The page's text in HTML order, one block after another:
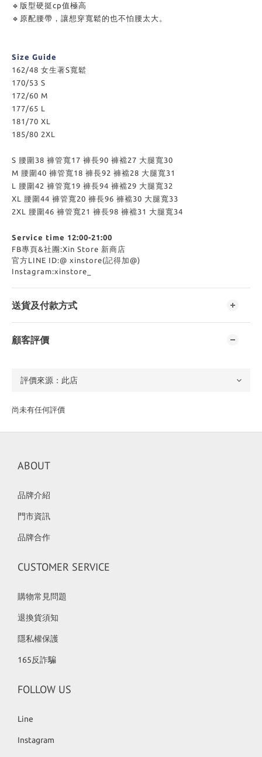
🔹 版型硬挺cp值極高
🔹 原配腰帶，讓想穿寬鬆的也不怕腰太大。
Size Guide
162/48 女生著S寬鬆
170/53 S
172/60 M
177/65 L
181/70 XL
185/80 2XL
S 腰圍38 褲管寬17 褲長90 褲襠27 大腿寬30
M 腰圍40 褲管寬18 褲長92 褲襠28 大腿寬31
L 腰圍42 褲管寬19 褲長94 褲襠29 大腿寬32
XL 腰圍44 褲管寬20 褲長96 褲襠30 大腿寬33
2XL 腰圍46 褲管寬21 褲長98 褲襠31 大腿寬34
Service time 12:00-21:00
FB專頁&社團:Xin Store 新商店
官方LINE ID:@ xinstore(記得加@)
Instagram:xinstore_
送貨及付款方式
顧客評價
尚未有任何評價
ABOUT
品牌介紹
門市資訊
品牌合作
CUSTOMER SERVICE
購物常見問題
退換貨須知
隱私權保護
165反詐騙
FOLLOW US
Line
Instagram